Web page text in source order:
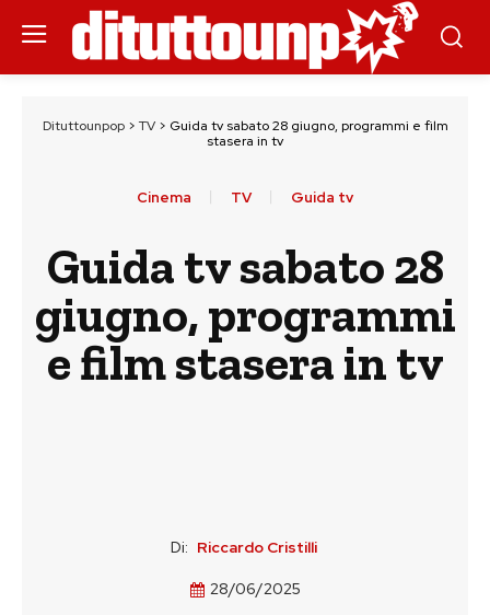
Dituttounpop> TV> Guida tv sabato 28 giugno, programmi e film
stasera in tv
Cinema TV Guida tv
Guida tv sabato 28
giugno, programmi
e film stasera in tv
Di: Riccardo Cristilli
28/06/2025